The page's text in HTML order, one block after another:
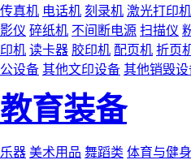
传真机 电话机 刻录机 激光打印机
影仪 碎纸机 不间断电源 扫描仪
印机 读卡器 胶印机 配页机 折页
公设备 其他文印设备 其他销毁设
教育装备
乐器 美术用品 舞蹈类 体育与健